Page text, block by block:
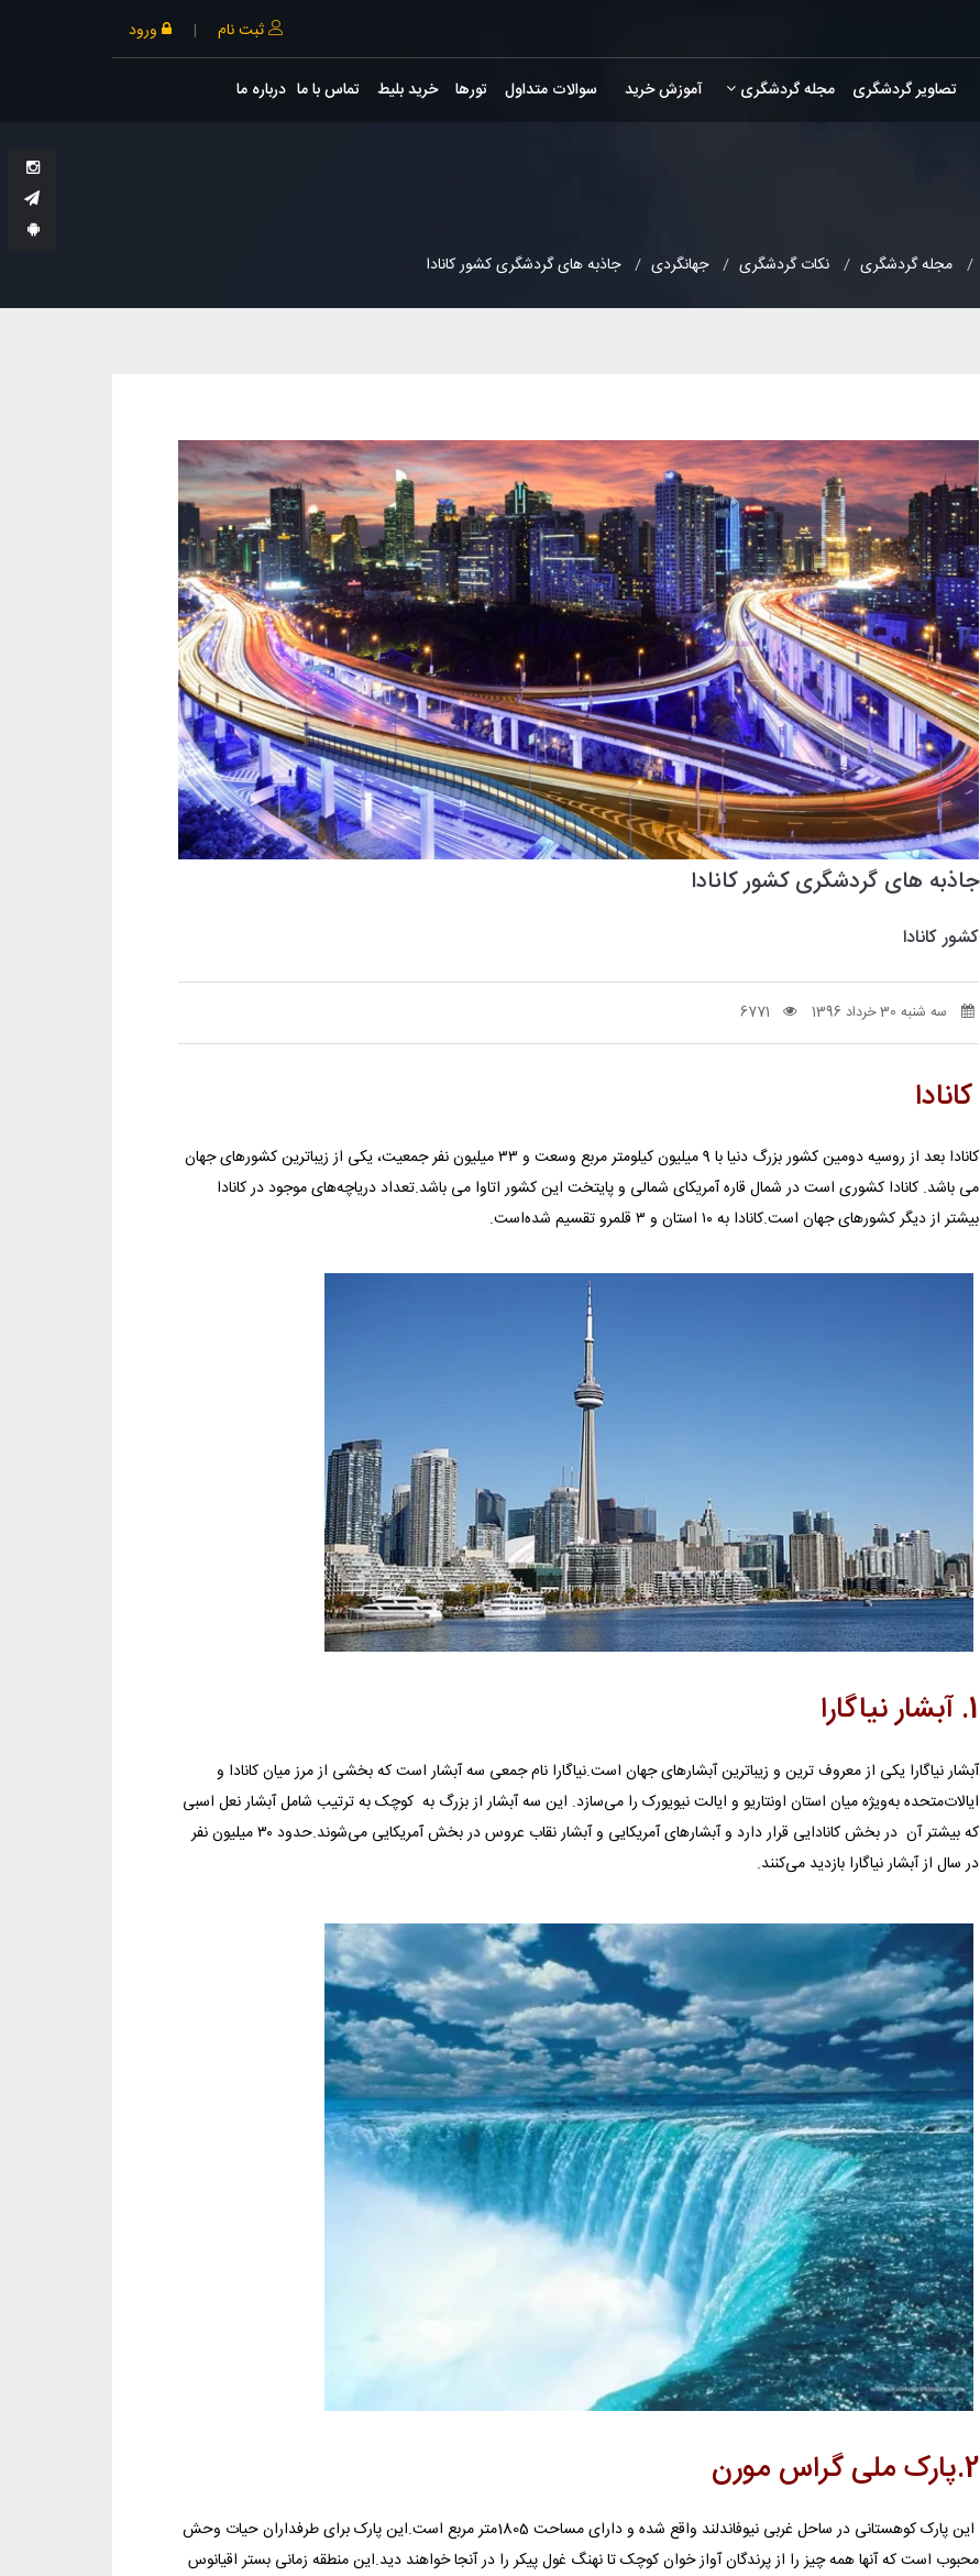
ثبت نام | ورود
تصاویر گردشگری مجله گردشگری آموزش خرید سوالات متداول تورها خرید بلیط تماس با ما درباره ما
مجله گردشگری نکات گردشگری جهانگردی جاذبه های گردشگری کشور کانادا
جاذبه های گردشگری کشور کانادا
کشور کانادا
سه شنبه 30 خرداد 1396 6771
کانادا
کانادا بعد از روسیه دومین کشور بزرگ دنیا با 9 میلیون کیلومتر مربع وسعت و ۳۳ میلیون نفر جمعیت، یکی از زیباترین کشورهای جهان
می باشد. کانادا کشوری است در شمال قاره آمریکای شمالی و پایتخت این کشور اتاوا می باشد.تعداد دریاچه‌های موجود در کانادا
بیشتر از دیگر کشورهای جهان است.کانادا به ۱۰ استان و ۳ قلمرو تقسیم شده‌است.
1. آبشار نیاگارا
آبشار نیاگارا یکی از معروف ترین و زیباترین آبشارهای جهان است.نیاگارا نام جمعی سه آبشار است که بخشی از مرز میان کانادا و
ایالات‌متحده به‌ویژه میان استان اونتاریو و ایالت نیویورک را می‌سازد. این سه آبشار از بزرگ به کوچک به ترتیب شامل آبشار نعل اسبی
که بیشتر آن در بخش کانادایی قرار دارد و آبشارهای آمریکایی و آبشار نقاب عروس در بخش آمریکایی می‌شوند.حدود ۳۰ میلیون نفر
در سال از آبشار نیاگارا بازدید می‌کنند.
2.پارک ملی گراس مورن
این پارک کوهستانی در ساحل غربی نیوفاندلند واقع شده و دارای مساحت 1805متر مربع است.این پارک برای طرفداران حیات وحش
محبوب است که آنها همه چیز را از پرندگان آواز خوان کوچک تا نهنگ غول پیکر را در آنجا خواهند دید.این منطقه زمانی بستر اقیانوس